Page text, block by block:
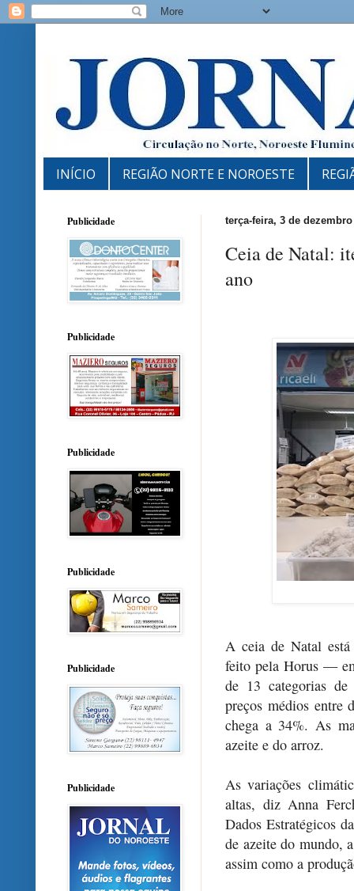
INÍCIO REGIÃO NORTE E NOROESTE
terça-feira, 3 de dezembro
Ceia de Natal:
ano
A ceia de Natal está
feito pela Horus —
de 13 categorias de
preços médios entre
chega a 34%. As
azeite e do arroz.
As variações
altas, diz Anna
Dados Estratégicos
de azeite do mundo,
assim como a
Publicidade
Publicidade
Publicidade
Publicidade
Publicidade
Publicidade